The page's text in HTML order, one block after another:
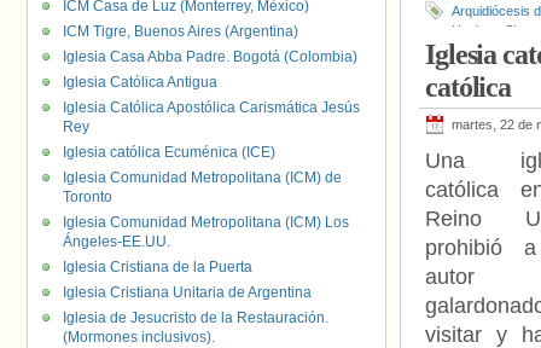
Arquidiócesis
Hughes
Iglesia
católica
martes, 22 de
Una
católica
Reino
prohibió
autor
visitar y
ICM Casa de Luz (Monterrey, México)
ICM Tigre, Buenos Aires (Argentina)
Iglesia Casa Abba Padre. Bogotá (Colombia)
Iglesia Católica Antigua
Iglesia Católica Apostólica Carismática Jesús
Rey
Iglesia católica Ecuménica (ICE)
Iglesia Comunidad Metropolitana (ICM) de
Toronto
Iglesia Comunidad Metropolitana (ICM) Los
Ángeles-EE.UU.
Iglesia Cristiana de la Puerta
Iglesia Cristiana Unitaria de Argentina
Iglesia de Jesucristo de la Restauración.
(Mormones inclusivos).